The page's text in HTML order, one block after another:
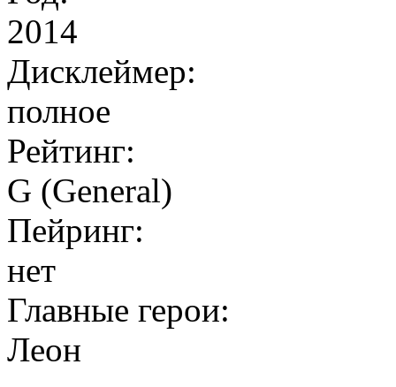
2014
Дисклеймер:
полное
Рейтинг:
G (General)
Пейринг:
нет
Главные герои:
Леон